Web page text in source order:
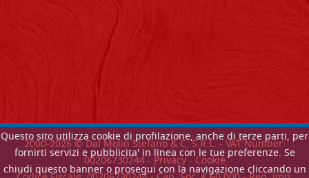
Questo sito utilizza cookie di profilazione, anche di terze parti, per
fornirti servizi e pubblicita' in linea con le tue preferenze. Se
chiudi questo banner o prosegui con la navigazione cliccando un
2000-2026© Dal Molin Stefano & C. S.R.L. - VAT Number:
00206730244 - Privacy-Cookie